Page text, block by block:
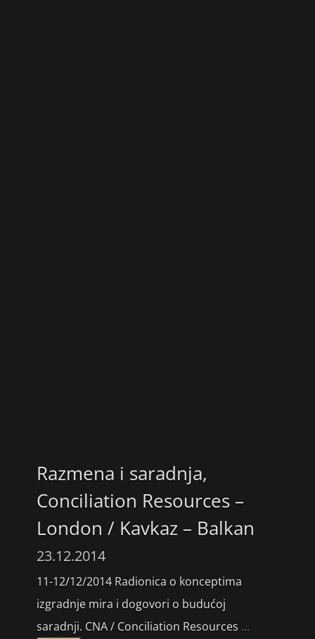
Razmena i saradnja,
Conciliation Resources –
London / Kavkaz – Balkan
23.12.2014
11-12/12/2014 Radionica o konceptima
izgradnje mira i dogovori o budućoj
saradnji. CNA / Conciliation Resources ...